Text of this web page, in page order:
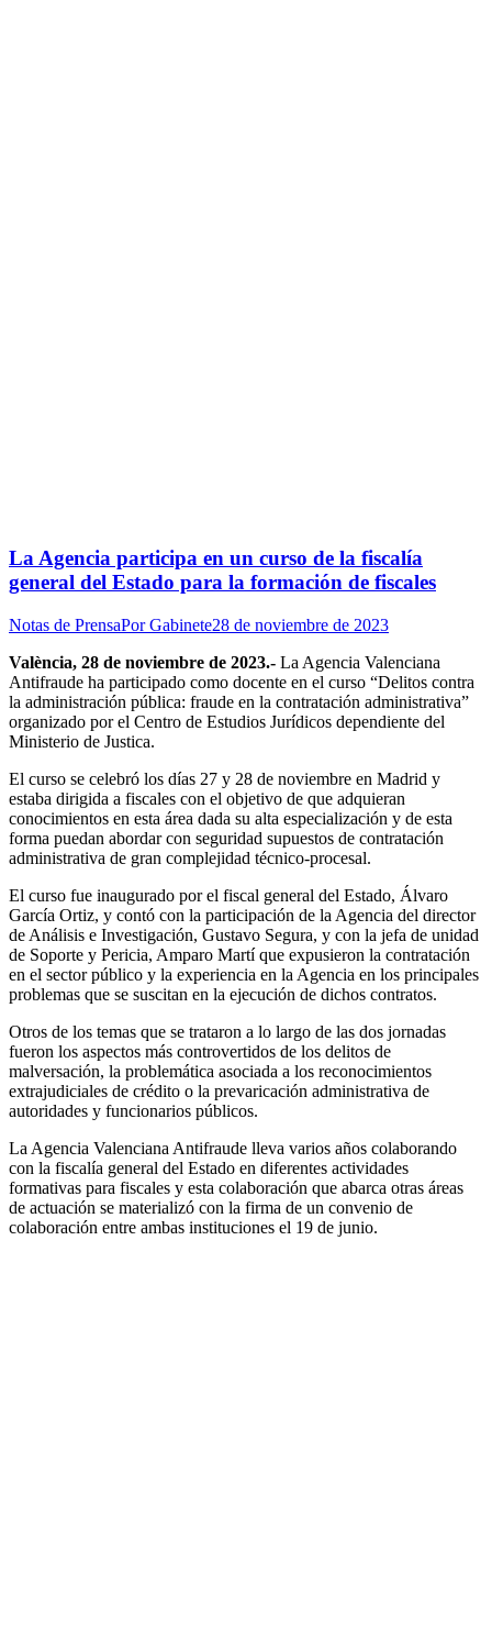
La Agencia participa en un curso de la fiscalía
general del Estado para la formación de fiscales
Notas de PrensaPorGabinete28 de noviembre de 2023
València, 28 de noviembre de 2023.- La Agencia Valenciana
Antifraude ha participado como docente en el curso “Delitos contra
la administración pública: fraude en la contratación administrativa”
organizado por el Centro de Estudios Jurídicos dependiente del
Ministerio de Justica.
El curso se celebró los días 27 y 28 de noviembre en Madrid y
estaba dirigida a fiscales con el objetivo de que adquieran
conocimientos en esta área dada su alta especialización y de esta
forma puedan abordar con seguridad supuestos de contratación
administrativa de gran complejidad técnico-procesal.
El curso fue inaugurado por el fiscal general del Estado, Álvaro
García Ortiz, y contó con la participación de la Agencia del director
de Análisis e Investigación, Gustavo Segura, y con la jefa de unidad
de Soporte y Pericia, Amparo Martí que expusieron la contratación
en el sector público y la experiencia en la Agencia en los principales
problemas que se suscitan en la ejecución de dichos contratos.
Otros de los temas que se trataron a lo largo de las dos jornadas
fueron los aspectos más controvertidos de los delitos de
malversación, la problemática asociada a los reconocimientos
extrajudiciales de crédito o la prevaricación administrativa de
autoridades y funcionarios públicos.
La Agencia Valenciana Antifraude lleva varios años colaborando
con la fiscalía general del Estado en diferentes actividades
formativas para fiscales y esta colaboración que abarca otras áreas
de actuación se materializó con la firma de un convenio de
colaboración entre ambas instituciones el 19 de junio.